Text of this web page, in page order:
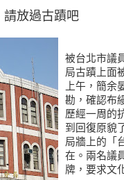
請放過古蹟吧
被台北市議
局古蹟上面
上午，簡余
勘，確認布
歷經一周的
到回復原貌
局牆上的「
在。 兩名議
牌，要求文